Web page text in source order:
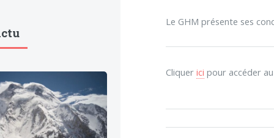
Le GHM présente ses
Cliquer ici pour accéder